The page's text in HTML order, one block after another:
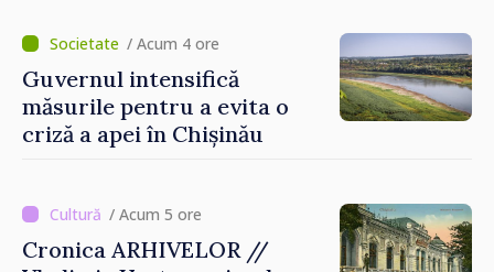
situații reale/ Acum 4 ore
Guvernul intensifică
măsurile pentru a evita o
criză a apei în Chișinău
/ Acum 5 ore
Cronica ARHIVELOR //